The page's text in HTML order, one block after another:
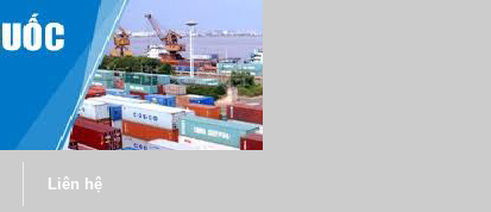
Liên hệ